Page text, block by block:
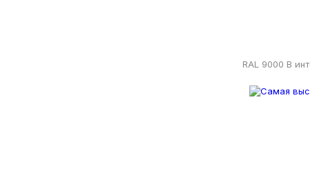
RAL 9000 В